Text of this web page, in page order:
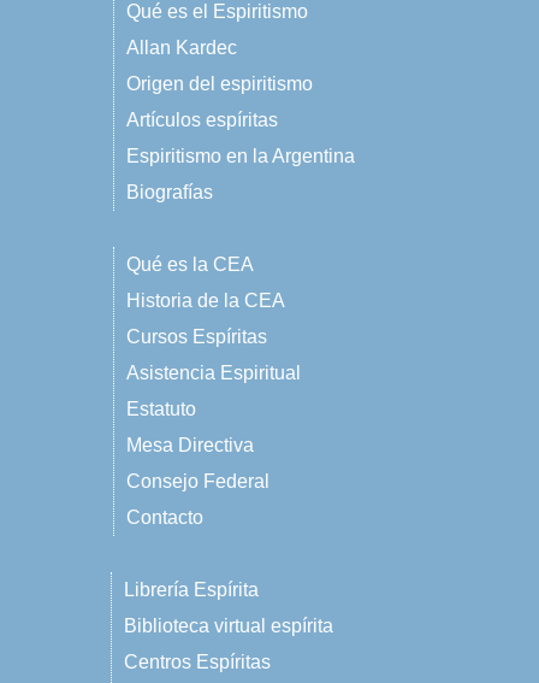
Qué es el Espiritismo
Allan Kardec
Origen del espiritismo
Artículos espíritas
Espiritismo en la Argentina
Biografías
Qué es la CEA
Historia de la CEA
Cursos Espíritas
Asistencia Espiritual
Estatuto
Mesa Directiva
Consejo Federal
Contacto
Librería Espírita
Biblioteca virtual espírita
Centros Espíritas